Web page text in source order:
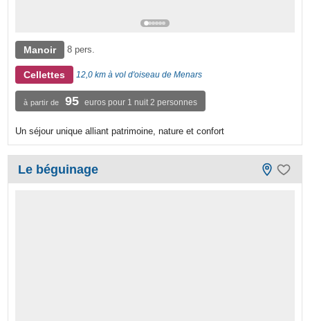
Manoir 8 pers.
Cellettes 12,0 km à vol d'oiseau de Menars
à partir de 95 euros pour 1 nuit 2 personnes
Un séjour unique alliant patrimoine, nature et confort
Le béguinage